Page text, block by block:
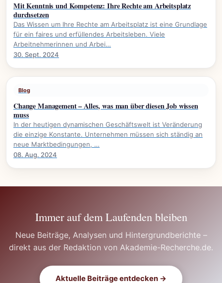
Mit Kenntnis und Kompetenz: Ihre Rechte am Arbeitsplatz
durchsetzen
Das Wissen um Ihre Rechte am Arbeitsplatz ist eine Grundlage
für ein faires und erfüllendes Arbeitsleben. Viele
Arbeitnehmerinnen und Arbei…
30. Sept. 2024
Blog
Change Management – Alles, was man über diesen Job wissen
muss
In der heutigen dynamischen Geschäftswelt ist Veränderung
die einzige Konstante. Unternehmen müssen sich ständig an
neue Marktbedingungen, …
08. Aug. 2024
Immer auf dem Laufenden bleiben
Neue Beiträge, Analysen und Hintergrundberichte –
direkt aus der Redaktion von Akademie-Recherche.de.
Aktuelle Beiträge entdecken →